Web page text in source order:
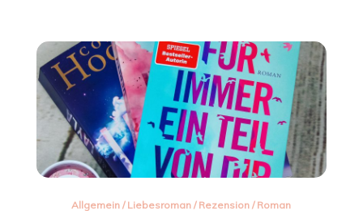
Allgemein / Liebesroman / Rezension / Roman